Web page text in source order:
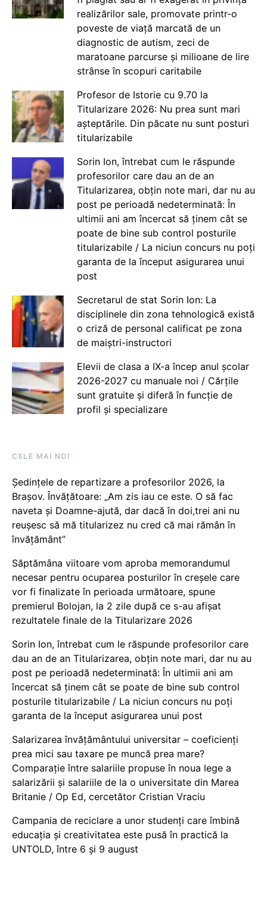
realizărilor sale, promovate printr-o
poveste de viață marcată de un
diagnostic de autism, zeci de
maratoane parcurse și milioane de lire
strânse în scopuri caritabile
Profesor de Istorie cu 9.70 la
Titularizare 2026: Nu prea sunt mari
așteptările. Din păcate nu sunt posturi
titularizabile
Sorin Ion, întrebat cum le răspunde
profesorilor care dau an de an
Titularizarea, obțin note mari, dar nu au
post pe perioadă nedeterminată: În
ultimii ani am încercat să ținem cât se
poate de bine sub control posturile
titularizabile / La niciun concurs nu poți
garanta de la început asigurarea unui
post
Secretarul de stat Sorin Ion: La
disciplinele din zona tehnologică există
o criză de personal calificat pe zona
de maiștri-instructori
Elevii de clasa a IX-a încep anul școlar
2026-2027 cu manuale noi / Cărțile
sunt gratuite și diferă în funcție de
profil și specializare
CELE MAI NOI
Ședințele de repartizare a profesorilor 2026, la
Brașov. Învățătoare: „Am zis iau ce este. O să fac
naveta și Doamne-ajută, dar dacă în doi,trei ani nu
reușesc să mă titularizez nu cred că mai rămân în
învățământ”
Săptămâna viitoare vom aproba memorandumul
necesar pentru ocuparea posturilor în creșele care
vor fi finalizate în perioada următoare, spune
premierul Bolojan, la 2 zile după ce s-au afișat
rezultatele finale de la Titularizare 2026
Sorin Ion, întrebat cum le răspunde profesorilor care
dau an de an Titularizarea, obțin note mari, dar nu au
post pe perioadă nedeterminată: În ultimii ani am
încercat să ținem cât se poate de bine sub control
posturile titularizabile / La niciun concurs nu poți
garanta de la început asigurarea unui post
Salarizarea învățământului universitar – coeficienți
prea mici sau taxare pe muncă prea mare?
Comparație între salariile propuse în noua lege a
salarizării și salariile de la o universitate din Marea
Britanie / Op Ed, cercetător Cristian Vraciu
Campania de reciclare a unor studenți care îmbină
educația și creativitatea este pusă în practică la
UNTOLD, între 6 și 9 august